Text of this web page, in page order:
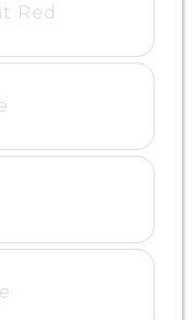
Red